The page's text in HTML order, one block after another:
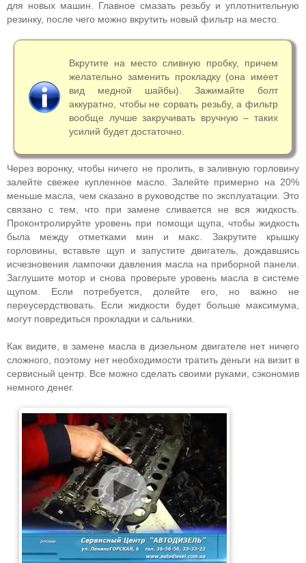
для новых машин. Главное смазать резьбу и уплотнительную
резинку, после чего можно вкрутить новый фильтр на место.
Вкрутите на место сливную пробку, причем
желательно заменить прокладку (она имеет
вид медной шайбы). Зажимайте болт
аккуратно, чтобы не сорвать резьбу, а фильтр
вообще лучше закручивать вручную – таких
усилий будет достаточно.
Через воронку, чтобы ничего не пролить, в заливную горловину
залейте свежее купленное масло. Залейте примерно на 20%
меньше масла, чем сказано в руководстве по эксплуатации. Это
связано с тем, что при замене сливается не вся жидкость.
Проконтролируйте уровень при помощи щупа, чтобы жидкость
была между отметками мин и макс. Закрутите крышку
горловины, вставьте щуп и запустите двигатель, дождавшись
исчезновения лампочки давления масла на приборной панели.
Заглушите мотор и снова проверьте уровень масла в системе
щупом. Если потребуется, долейте его, но важно не
переусердствовать. Если жидкости будет больше максимума,
могут повредиться прокладки и сальники.
Как видите, в замене масла в дизельном двигателе нет ничего
сложного, поэтому нет необходимости тратить деньги на визит в
сервисный центр. Все можно сделать своими руками, сэкономив
немного денег.